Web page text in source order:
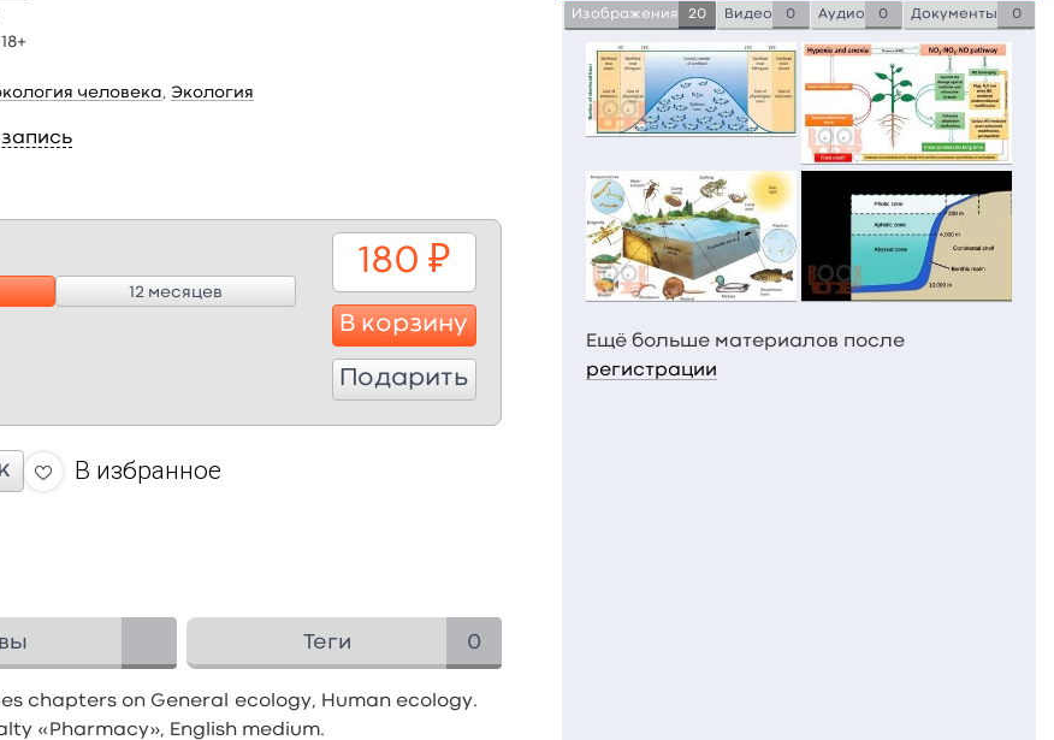
18+
человека Экология
12 месяцев
180 ₽
В корзину
Подарить
В избранное
Теги 0
chapters on General ecology, Human ecology.
«Pharmacy», English medium.
Изображения 20 Видео 0 Аудио 0 Документы 0
Ещё больше материалов после
регистрации